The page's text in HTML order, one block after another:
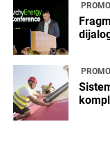
PROMO
PROMO